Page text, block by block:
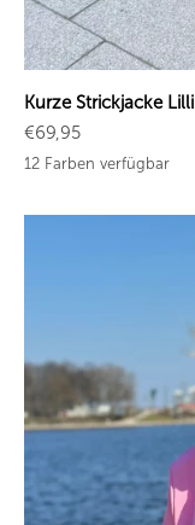
Kurze Strickjacke Lilli
Angebot
€69,95
12 Farben verfügbar